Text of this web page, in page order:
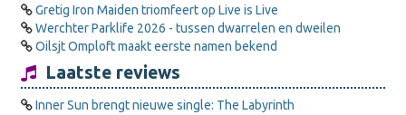
Gretig Iron Maiden triomfeert op Live is Live
Werchter Parklife 2026 - tussen dwarrelen en dweilen
Oilsjt Omploft maakt eerste namen bekend
Laatste reviews
Inner Sun brengt nieuwe single: The Labyrinth